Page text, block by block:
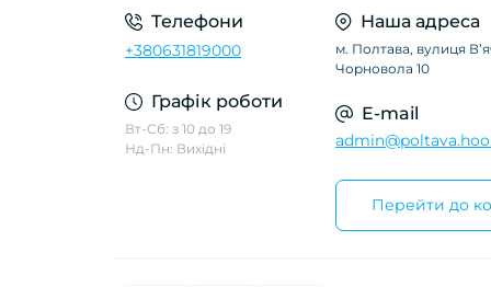
Телефони
+380631819000
Графік роботи
Вт-Сб: з 10 до 19
Нд-Пн: Вихідні
Наша адреса
м. Полтава, вулиця
Чорновола 10
E-mail
Перейти до